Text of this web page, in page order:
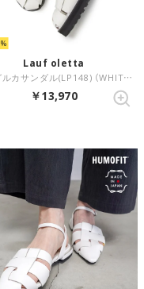
Lauf oletta
厚底グルカサンダル(LP148) （WHITE）
￥13,970